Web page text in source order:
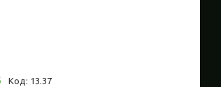
Код: 13.37